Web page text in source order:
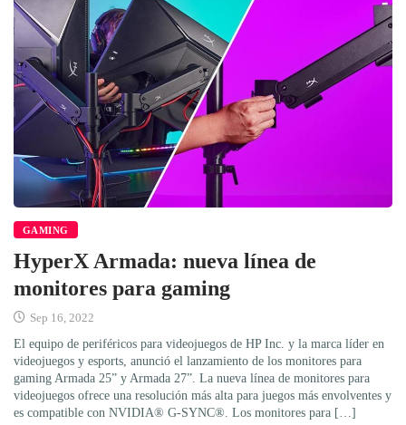
GAMING
HyperX Armada: nueva línea de
monitores para gaming
Sep 16, 2022
El equipo de periféricos para videojuegos de HP Inc. y la marca líder en
videojuegos y esports, anunció el lanzamiento de los monitores para
gaming Armada 25” y Armada 27”. La nueva línea de monitores para
videojuegos ofrece una resolución más alta para juegos más envolventes y
es compatible con NVIDIA® G-SYNC®. Los monitores para […]